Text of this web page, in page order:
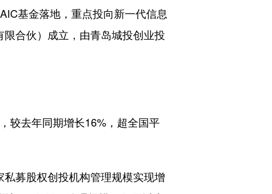
基金落地，重点投向新一代信息
合伙）成立，由青岛城投创业投
较去年同期增长16%，超全国平
募股权创投机构管理规模实现增